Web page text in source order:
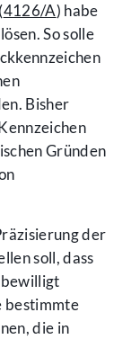
4126/A) habe
So solle
Bisher
Gründen
der
soll, dass
bewilligt
bestimmte
die in